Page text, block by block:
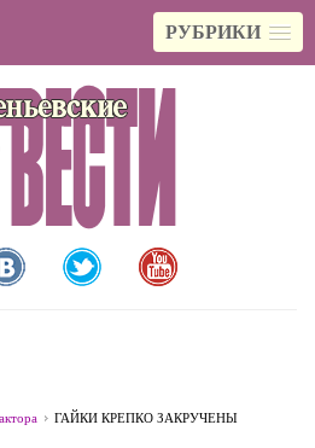
РУБРИКИ
ГАЙКИ КРЕПКО ЗАКРУЧЕНЫ